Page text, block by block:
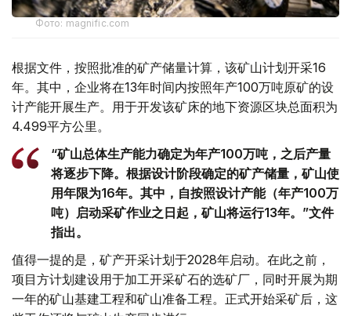
Фото: magnific.com
根据文件，按照批准的矿产储量计算，该矿山计划开采16
年。其中，企业将在13年时间内按照年产100万吨原矿的设
计产能开展生产。用于开发该矿床的地下资源区块总面积为
4.499平方公里。
“矿山总体生产能力确定为年产100万吨，之后产量
将逐步下降。根据设计阶段确定的矿产储量，矿山使
用年限为16年。其中，自按照设计产能（年产100万
吨）启动采矿作业之日起，矿山将运行13年。”文件
指出。
值得一提的是，矿产开采计划于2028年启动。在此之前，
项目方计划建设用于加工开采矿石的选矿厂，同时开展为期
一年的矿山基建工程和矿山准备工程。正式开始采矿后，这